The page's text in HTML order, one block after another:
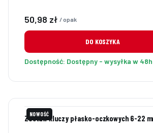
Cena
50,98 zł / opak
DO KOSZYKA
Dostępność: Dostępny - wysyłka w 48h
NOWOŚĆ
Zestaw kluczy płasko-oczkowych 6-22